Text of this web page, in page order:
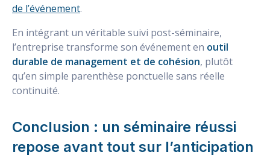
de l’événement.
En intégrant un véritable suivi post-séminaire,
l’entreprise transforme son événement en outil
durable de management et de cohésion, plutôt
qu’en simple parenthèse ponctuelle sans réelle
continuité.
Conclusion : un séminaire réussi
repose avant tout sur l’anticipation